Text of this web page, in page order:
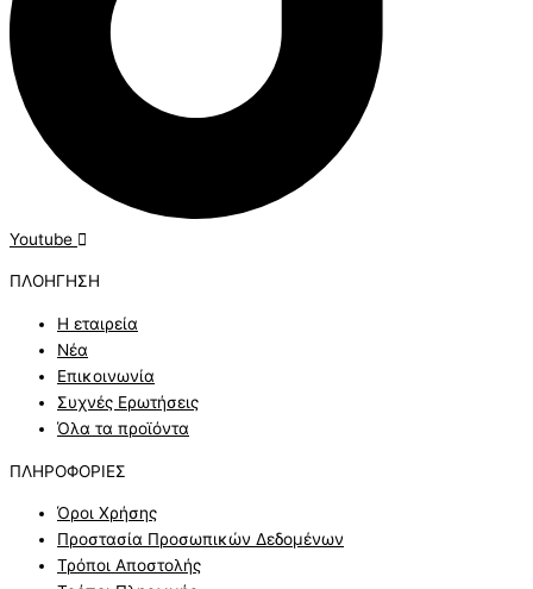
Youtube
ΠΛΟΗΓΗΣΗ
Η εταιρεία
Νέα
Επικοινωνία
Συχνές Ερωτήσεις
Όλα τα προϊόντα
ΠΛΗΡΟΦΟΡΙΕΣ
Όροι Χρήσης
Προστασία Προσωπικών Δεδομένων
Τρόποι Αποστολής